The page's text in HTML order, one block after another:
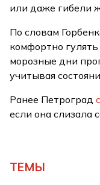
или даже гибели
По словам
комфортно
морозные дни
учитывая
Ранее Петроград
если она слизала
ТЕМЫ